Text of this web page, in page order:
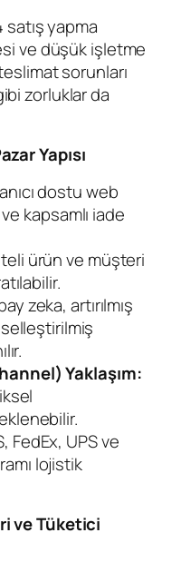
yapma
ve düşük işletme
sorunları
zorluklar da
Yapısı
dostu web
kapsamlı iade
ürün ve müşteri
zeka, artırılmış
Yaklaşım:
FedEx, UPS ve
lojistik
ve Tüketici